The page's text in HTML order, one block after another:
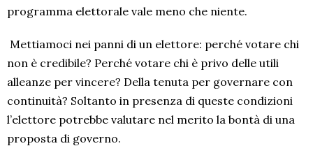
programma elettorale vale meno che niente.
Mettiamoci nei panni di un elettore: perché votare chi
non è credibile? Perché votare chi è privo delle utili
alleanze per vincere? Della tenuta per governare con
continuità? Soltanto in presenza di queste condizioni
l’elettore potrebbe valutare nel merito la bontà di una
proposta di governo.